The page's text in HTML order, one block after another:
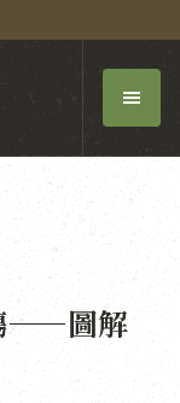
——圖解